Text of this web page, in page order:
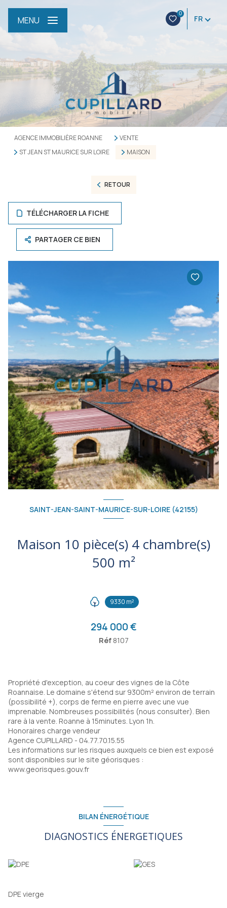
0
FR
MENU
AGENCE IMMOBILIÈRE ROANNE
VENTE
ST JEAN ST MAURICE SUR LOIRE
MAISON
RETOUR
TÉLÉCHARGER LA FICHE
PARTAGER CE BIEN
SAINT-JEAN-SAINT-MAURICE-SUR-LOIRE (42155)
Maison 10 pièce(s) 4 chambre(s)
500 m²
9330 m²
294 000 €
Réf 8107
Propriété d'exception, au coeur des vignes de la Côte
Roannaise. Le domaine s'étend sur 9300m² environ de terrain
(possibilité +), corps de ferme en pierre avec une vue
imprenable. Nombreuses possibilités (nous consulter). Bien
rare à la vente. Roanne à 15minutes. Lyon 1h.
Honoraires charge vendeur
Agence CUPILLARD - 04.77.70.15.55
Les informations sur les risques auxquels ce bien est exposé
sont disponibles sur le site géorisques :
www.georisques.gouv.fr
BILAN ÉNERGÉTIQUE
DIAGNOSTICS ÉNERGETIQUES
DPE vierge